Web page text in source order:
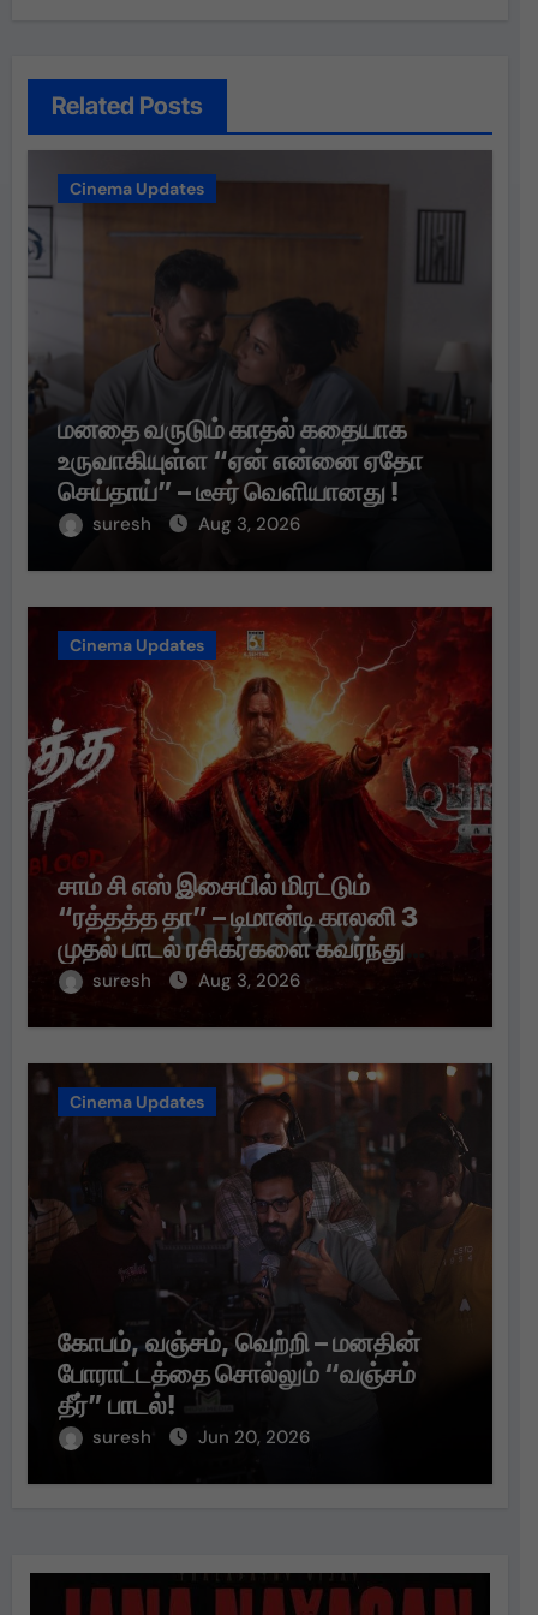
Related Posts
Cinema Updates
மனதை வருடும் காதல் கதையாக
உருவாகியுள்ள “ஏன் என்னை ஏதோ
செய்தாய்” – டீசர் வெளியானது !
suresh Aug 3, 2026
Cinema Updates
சாம் சி எஸ் இசையில் மிரட்டும்
“ரத்தத்த தா” – டிமான்டி காலனி 3
முதல் பாடல் ரசிகர்களை கவர்ந்து
வருகிறது!
suresh Aug 3, 2026
Cinema Updates
கோபம், வஞ்சம், வெற்றி – மனதின்
போராட்டத்தை சொல்லும் “வஞ்சம்
தீர்” பாடல்!
suresh Jun 20, 2026